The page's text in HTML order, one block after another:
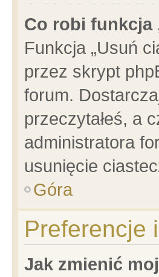
Co robi funkcja
Funkcja „Usuń
przez skrypt
forum.
przeczytałeś, a
administratora
usunięcie
Góra
Preferencje
Jak zmienić